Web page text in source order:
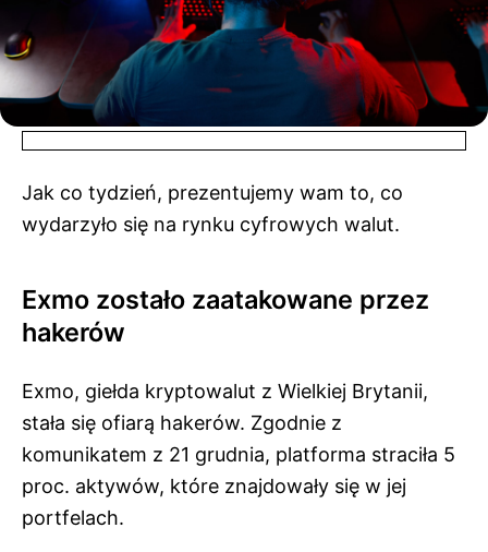
Jak co tydzień, prezentujemy wam to, co
wydarzyło się na rynku cyfrowych walut.
Exmo zostało zaatakowane przez
hakerów
Exmo, giełda kryptowalut z Wielkiej Brytanii,
stała się ofiarą hakerów. Zgodnie z
komunikatem z 21 grudnia, platforma straciła 5
proc. aktywów, które znajdowały się w jej
portfelach.